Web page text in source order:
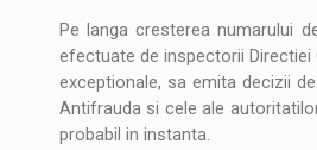
Pe langa cresterea numarului
efectuate de inspectorii Directiei
exceptionale, sa emita decizii
Antifrauda si cele ale
probabil in instanta.